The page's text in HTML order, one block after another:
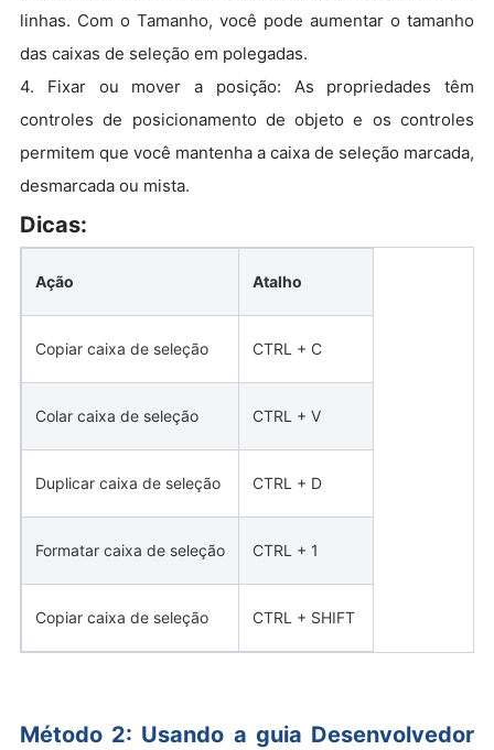
linhas. Com o Tamanho, você pode aumentar o tamanho
das caixas de seleção em polegadas.
4. Fixar ou mover a posição: As propriedades têm
controles de posicionamento de objeto e os controles
permitem que você mantenha a caixa de seleção marcada,
desmarcada ou mista.
Dicas:
Ação Atalho
Copiar caixa de seleção CTRL + C
Colar caixa de seleção CTRL + V
Duplicar caixa de seleção CTRL + D
Formatar caixa de seleção CTRL + 1
Copiar caixa de seleção CTRL + SHIFT
Método 2: Usando a guia Desenvolvedor